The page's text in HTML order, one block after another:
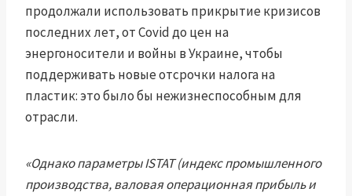
продолжали использовать прикрытие кризисов
последних лет, от Covid до цен на
энергоносители и войны в Украине, чтобы
поддерживать новые отсрочки налога на
пластик: это было бы нежизнеспособным для
отрасли.
«Однако параметры ISTAT (индекс промышленного
производства, валовая операционная прибыль и